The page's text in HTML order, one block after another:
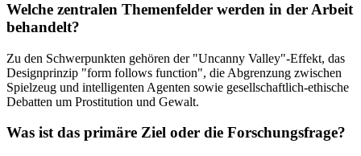
Welche zentralen Themenfelder werden in der Arbeit
behandelt?
Zu den Schwerpunkten gehören der "Uncanny Valley"-Effekt, das
Designprinzip "form follows function", die Abgrenzung zwischen
Spielzeug und intelligenten Agenten sowie gesellschaftlich-ethische
Debatten um Prostitution und Gewalt.
Was ist das primäre Ziel oder die Forschungsfrage?